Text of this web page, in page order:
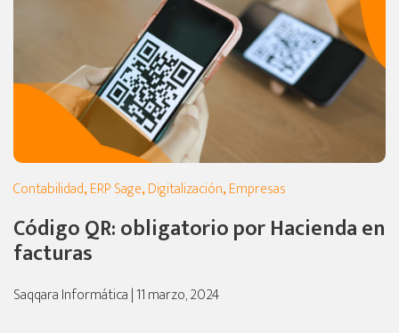
Contabilidad,ERP Sage,Digitalización,Empresas
Código QR: obligatorio por Hacienda en
facturas
Saqqara Informática | 11 marzo, 2024